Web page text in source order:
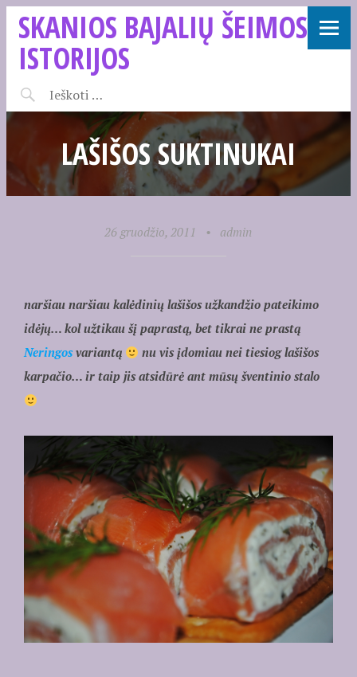
SKANIOS BAJALIŲ ŠEIMOS
ISTORIJOS
LAŠIŠOS SUKTINUKAI
26 gruodžio, 2011 • admin
naršiau naršiau kalėdinių lašišos užkandžio pateikimo
idėjų… kol užtikau šį paprastą, bet tikrai ne prastą
Neringosvariantą
nu vis įdomiau nei tiesiog lašišos
karpačio… ir taip jis atsidūrė ant mūsų šventinio stalo